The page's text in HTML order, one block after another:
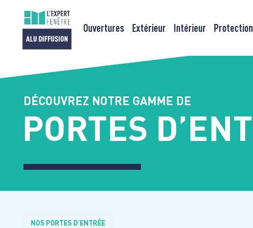
Ouvertures Extérieur Intérieur
DÉCOUVREZ NOTRE GAMME DE
PORTES
NOS PORTES D’ENTRÉE